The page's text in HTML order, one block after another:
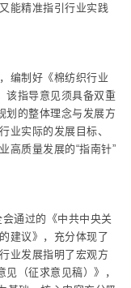
能精准指引行业实践
编制好《棉纺织行业
该指导意见须具备双重
划的整体理念与发展方
业实际的发展目标、
高质量发展的“指南针”
通过的《中共中央关
建议》，充分体现了
业发展指明了宏观方
（征求意见稿）》，